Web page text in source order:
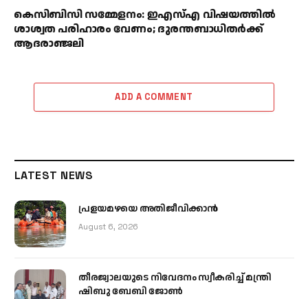
കെസിബിസി സമ്മേളനം: ഇഎസ്എ വിഷയത്തിൽ
ശാശ്വത പരിഹാരം വേണം; ദുരന്തബാധിതർക്ക്
ആദരാഞ്ജലി
ADD A COMMENT
LATEST NEWS
പ്രളയമഴയെ അതിജീവിക്കാന്‍
August 6, 2026
തീരജ്വാലയുടെ നിവേദനം സ്വീകരിച്ച് മന്ത്രി
ഷിബു ബേബി ജോൺ